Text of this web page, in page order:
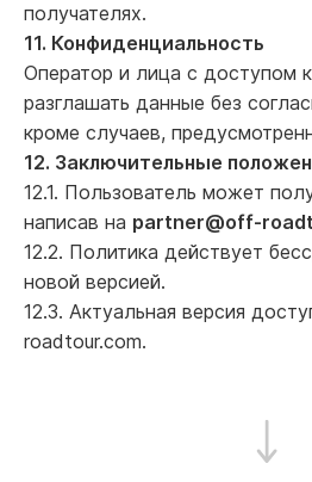
получателях.
11. Конфиденциальность
Оператор и лица с доступом
разглашать данные без
кроме случаев,
12. Заключительные
12.1. Пользователь может
написав на partner@off-
12.2. Политика действует
новой версией.
12.3. Актуальная версия
roadtour.com.